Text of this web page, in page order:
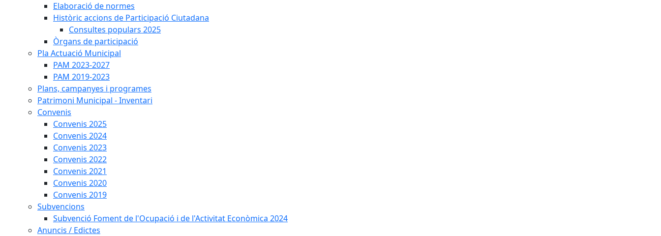
Elaboració de normes
Històric accions de Participació Ciutadana
Consultes populars 2025
Òrgans de participació
Pla Actuació Municipal
PAM 2023-2027
PAM 2019-2023
Plans, campanyes i programes
Patrimoni Municipal - Inventari
Convenis
Convenis 2025
Convenis 2024
Convenis 2023
Convenis 2022
Convenis 2021
Convenis 2020
Convenis 2019
Subvencions
Subvenció Foment de l'Ocupació i de l'Activitat Econòmica 2024
Anuncis / Edictes